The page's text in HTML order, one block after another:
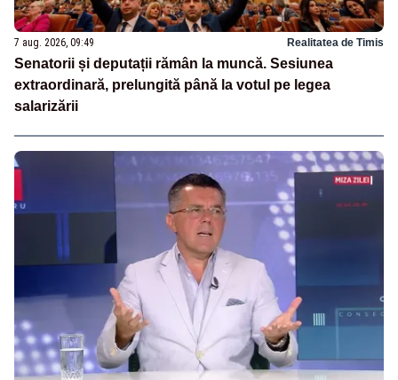
7 aug. 2026, 09:49 Realitatea de Timis
Senatorii și deputații rămân la muncă. Sesiunea
extraordinară, prelungită până la votul pe legea
salarizării